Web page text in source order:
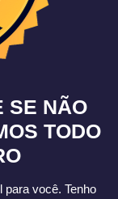
SE NÃO
TODO
você. Tenho